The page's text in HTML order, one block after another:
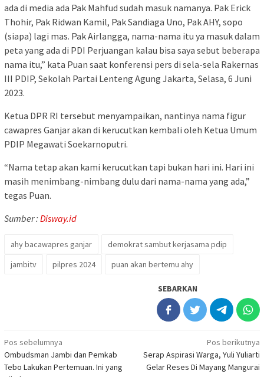
ada di media ada Pak Mahfud sudah masuk namanya. Pak Erick
Thohir, Pak Ridwan Kamil, Pak Sandiaga Uno, Pak AHY, sopo
(siapa) lagi mas. Pak Airlangga, nama-nama itu ya masuk dalam
peta yang ada di PDI Perjuangan kalau bisa saya sebut beberapa
nama itu,” kata Puan saat konferensi pers di sela-sela Rakernas
III PDIP, Sekolah Partai Lenteng Agung Jakarta, Selasa, 6 Juni
2023.
Ketua DPR RI tersebut menyampaikan, nantinya nama figur
cawapres Ganjar akan di kerucutkan kembali oleh Ketua Umum
PDIP Megawati Soekarnoputri.
“Nama tetap akan kami kerucutkan tapi bukan hari ini. Hari ini
masih menimbang-nimbang dulu dari nama-nama yang ada,”
tegas Puan.
Sumber : Disway.id
ahy bacawapres ganjar
demokrat sambut kerjasama pdip
jambitv
pilpres 2024 puan akan bertemu ahy
SEBARKAN
Navigasi
pos
Pos sebelumnya
Ombudsman Jambi dan Pemkab
Tebo Lakukan Pertemuan. Ini yang
Pos berikutnya
Serap Aspirasi Warga, Yuli Yuliarti
Gelar Reses Di Mayang Mangurai